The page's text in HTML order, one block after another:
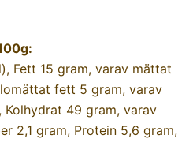
Fett 15 gram, varav mättat
fett 5 gram, varav
49 gram, varav
2,1 gram, Protein 5,6 gram,